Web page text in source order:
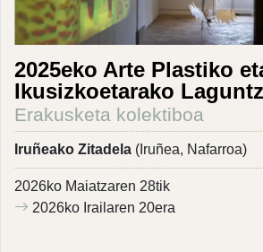
2025eko Arte Plastiko
Ikusizkoetarako
Erakusketa kolektiboa
Iruñeako Zitadela (Iruñea, Nafarroa)
2026ko Maiatzaren 28tik
2026ko Irailaren 20era